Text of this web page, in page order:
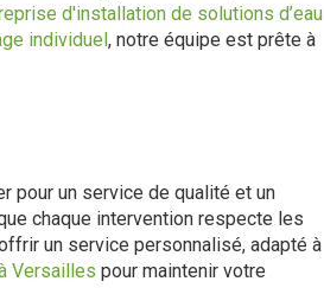
d'installation de solutions d’eau
individuel, notre équipe est prête à
pour un service de qualité et un
chaque intervention respecte les
un service personnalisé, adapté à
Versailles pour maintenir votre